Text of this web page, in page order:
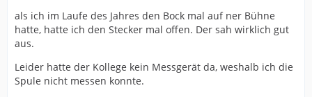
als ich im Laufe des Jahres den Bock mal auf ner Bühne
hatte, hatte ich den Stecker mal offen. Der sah wirklich gut
aus.
Leider hatte der Kollege kein Messgerät da, weshalb ich die
Spule nicht messen konnte.